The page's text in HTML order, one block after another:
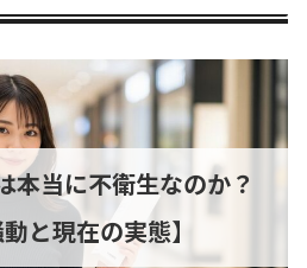
本当に不衛生なのか？
と現在の実態】